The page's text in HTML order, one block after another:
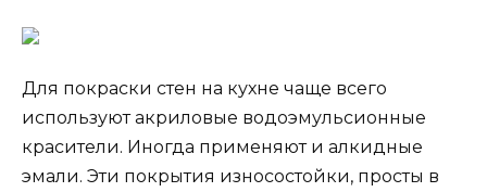
Для покраски стен на кухне чаще всего
используют акриловые водоэмульсионные
красители. Иногда применяют и алкидные
эмали. Эти покрытия износостойки, просты в